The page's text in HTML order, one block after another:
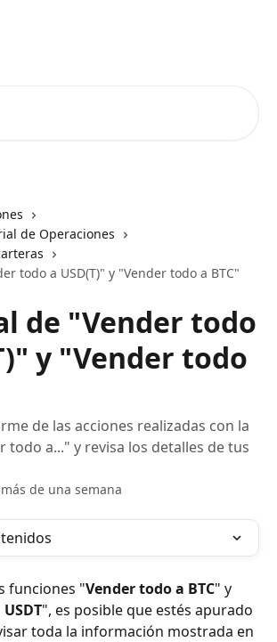
de Operaciones
todo a USD(T)" y "Vender todo a BTC"
de "Vender todo
y "Vender todo
de las acciones realizadas con la
todo a..." y revisa los detalles de tus
de una semana
funciones "Vender todo a BTC" y
", es posible que estés apurado
toda la información mostrada en